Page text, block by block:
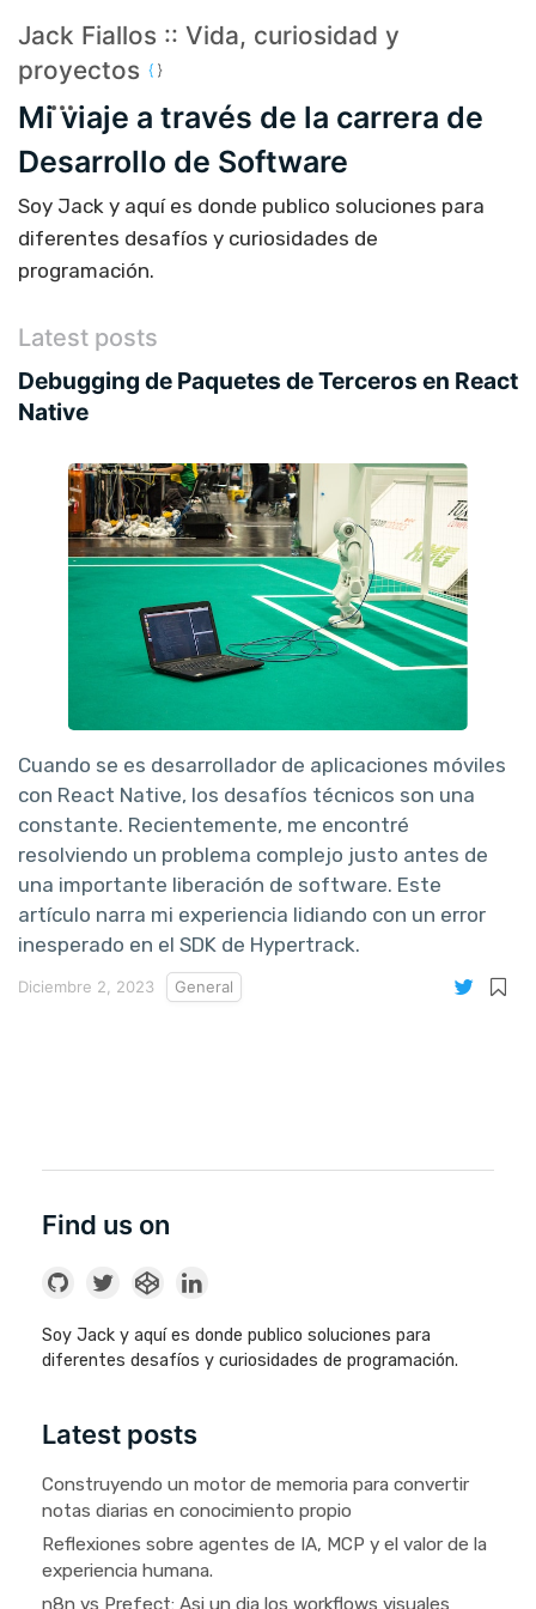
Jack Fiallos :: Vida, curiosidad y
proyectos
Mi viaje a través de la carrera de
Desarrollo de Software
Soy Jack y aquí es donde publico soluciones para
diferentes desafíos y curiosidades de
programación.
Latest posts
Debugging de Paquetes de Terceros en React
Native
Cuando se es desarrollador de aplicaciones móviles
con React Native, los desafíos técnicos son una
constante. Recientemente, me encontré
resolviendo un problema complejo justo antes de
una importante liberación de software. Este
artículo narra mi experiencia lidiando con un error
inesperado en el SDK de Hypertrack.
Diciembre 2, 2023 General
Find us on
Soy Jack y aquí es donde publico soluciones para
diferentes desafíos y curiosidades de programación.
Latest posts
Construyendo un motor de memoria para convertir
notas diarias en conocimiento propio
Reflexiones sobre agentes de IA, MCP y el valor de la
experiencia humana.
n8n vs Prefect: Asi un dia los workflows visuales